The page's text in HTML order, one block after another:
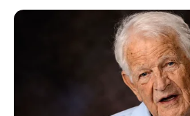
ของขวัญที่ไม่ควรให้ กับคนรัก มีอะไรบ้าง